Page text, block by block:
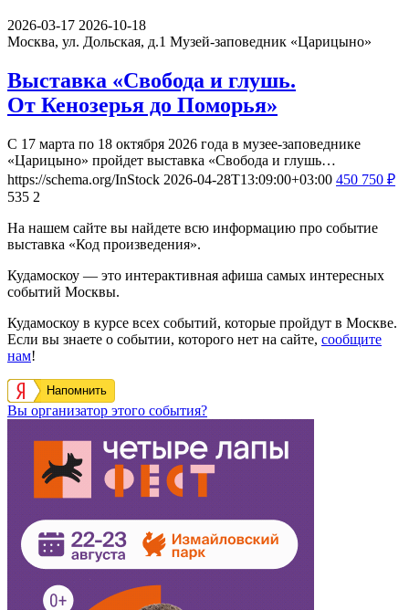
2026-03-17 2026-10-18
Москва, ул. Дольская, д.1 Музей-заповедник «Царицыно»
Выставка «Свобода и глушь.
От Кенозерья до Поморья»
С 17 марта по 18 октября 2026 года в музее-заповеднике
«Царицыно» пройдет выставка «Свобода и глушь…
https://schema.org/InStock 2026-04-28T13:09:00+03:00 450 750 ₽
535 2
На нашем сайте вы найдете всю информацию про событие
выставка «Код произведения».
Кудамоскоу — это интерактивная афиша самых интересных
событий Москвы.
Кудамоскоу в курсе всех событий, которые пройдут в Москве.
Если вы знаете о событии, которого нет на сайте, сообщите
нам!
Напомнить
Вы организатор этого события?